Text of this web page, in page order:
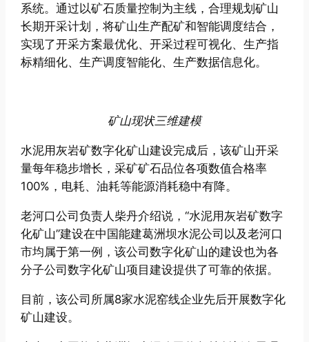
系统。通过以矿石质量控制为主线，合理规划矿山
长期开采计划，将矿山生产配矿和智能调度结合，
实现了开采方案最优化、开采过程可视化、生产指
标精细化、生产调度智能化、生产数据信息化。
矿山现状三维建模
水泥用灰岩矿数字化矿山建设完成后，该矿山开采
量每年稳步增长，采矿矿石品位各项数值合格率
100%，电耗、油耗等能源消耗稳中有降。
老河口公司负责人柴丹介绍说，“水泥用灰岩矿数字
化矿山”建设在中国能建葛洲坝水泥公司以及老河口
市均属于第一例，该公司数字化矿山的建设也为各
分子公司数字化矿山项目建设提供了可靠的依据。
目前，该公司所属8家水泥窑线企业先后开展数字化
矿山建设。